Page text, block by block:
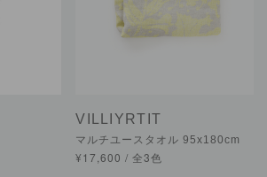
VILLIYRTIT
マルチユースタオル 95x180cm
¥17,600 / 全3色